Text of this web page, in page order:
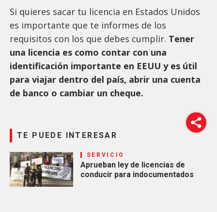
Si quieres sacar tu licencia en Estados Unidos
es importante que te informes de los
requisitos con los que debes cumplir. Tener
una licencia es como contar con una
identificación importante en EEUU y es útil
para viajar dentro del país, abrir una cuenta
de banco o cambiar un cheque.
TE PUEDE INTERESAR
SERVICIO
Aprueban ley de licencias de
conducir para indocumentados